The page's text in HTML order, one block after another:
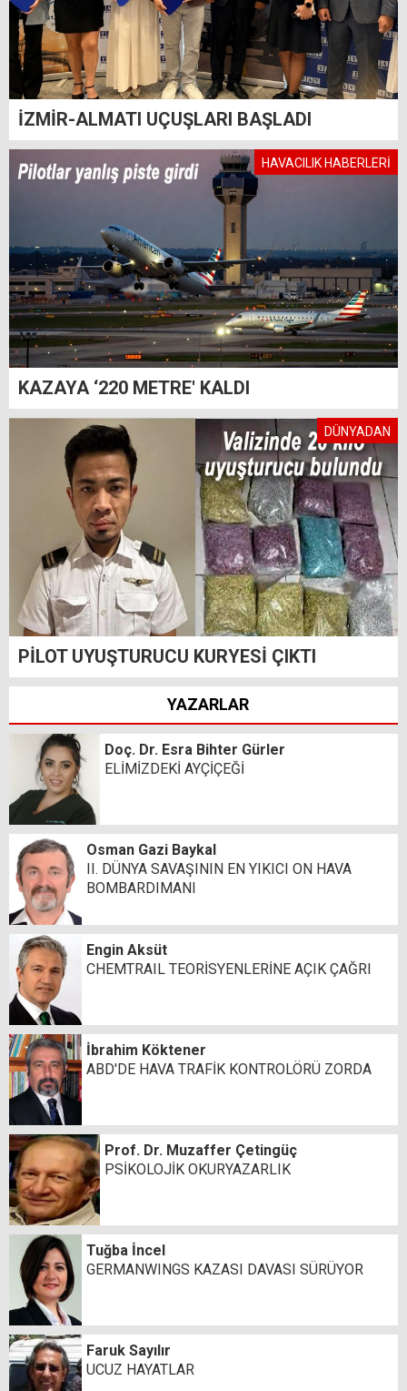
İZMİR-ALMATI UÇUŞLARI BAŞLADI
HAVACILIK HABERLERİ
KAZAYA ‘220 METRE' KALDI
DÜNYADAN
PİLOT UYUŞTURUCU KURYESİ ÇIKTI
YAZARLAR
Doç. Dr. Esra Bihter Gürler
ELİMİZDEKİ AYÇİÇEĞİ
Osman Gazi Baykal
II. DÜNYA SAVAŞININ EN YIKICI ON HAVA
BOMBARDIMANI
Engin Aksüt
CHEMTRAIL TEORİSYENLERİNE AÇIK ÇAĞRI
İbrahim Köktener
ABD'DE HAVA TRAFİK KONTROLÖRÜ ZORDA
Prof. Dr. Muzaffer Çetingüç
PSİKOLOJİK OKURYAZARLIK
Tuğba İncel
GERMANWINGS KAZASI DAVASI SÜRÜYOR
Faruk Sayılır
UCUZ HAYATLAR